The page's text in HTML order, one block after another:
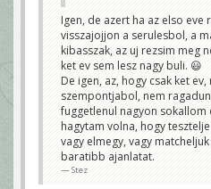
Igen, de azert ha az elso eve
visszajojjon a serulesbol, a
kibasszak, az uj rezsim meg
ket ev sem lesz nagy buli. 😃
De igen, az, hogy csak ket
szempontjabol, nem
fuggetlenul nagyon sokallom
hagytam volna, hogy
vagy elmegy, vagy
baratibb ajanlatat.
Stez